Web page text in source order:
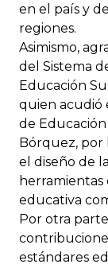
en el país y
regiones.
Asimismo,
del Sistema
Educación
quien acudió
de
Bórquez, por
el diseño de
educativa
Por otra
estándares